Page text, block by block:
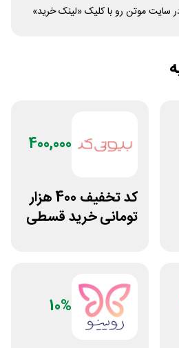
موتن رو با کلیک «لینک خرید»
400,000
کد تخفیف 400 هزار
تومانی خرید قسطی
10%